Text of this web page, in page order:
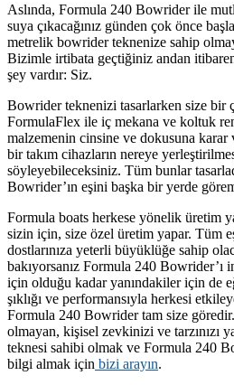
Aslında, Formula 240 Bowrider ile
suya çıkacağınız günden çok önce
metrelik bowrider teknenize sahip
Bizimle irtibata geçtiğiniz andan
şey vardır: Siz.
Bowrider teknenizi tasarlarken size bir
FormulaFlex ile iç mekana ve koltuk
malzemenin cinsine ve dokusuna
bir takım cihazların nereye
söyleyebileceksiniz. Tüm bunlar
Bowrider’ın eşini başka bir yerde
Formula boats herkese yönelik üretim
sizin için, size özel üretim yapar. Tüm
dostlarınıza yeterli büyüklüğe sahip
bakıyorsanız Formula 240 Bowrider’ı
için olduğu kadar yanındakiler için de
şıklığı ve performansıyla herkesi
Formula 240 Bowrider tam size
olmayan, kişisel zevkinizi ve tarzınızı
teknesi sahibi olmak ve Formula 240
bilgi almak için bizi arayın.